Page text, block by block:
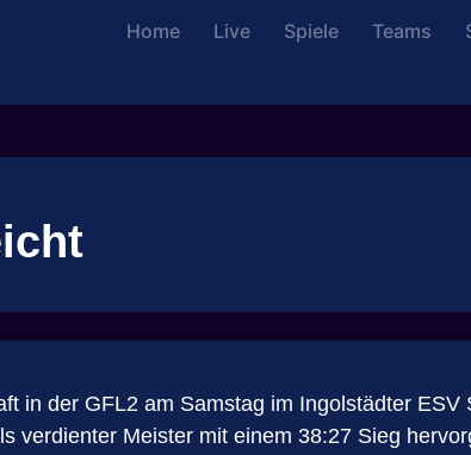
Home Live Spiele Teams
in der GFL2 am Samstag im Ingolstädter
verdienter Meister mit einem 38:27 Sieg